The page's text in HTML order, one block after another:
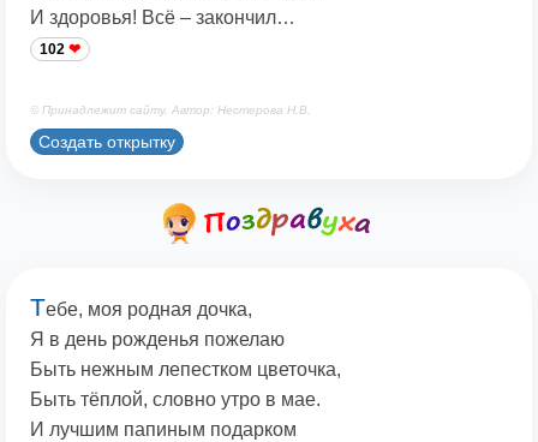
И здоровья! Всё – закончил…
102
© Принадлежит сайту. Автор: Нестерова Н.В.
Создать открытку
Тебе, моя родная дочка,
Я в день рожденья пожелаю
Быть нежным лепестком цветочка,
Быть тёплой, словно утро в мае.
И лучшим папиным подарком